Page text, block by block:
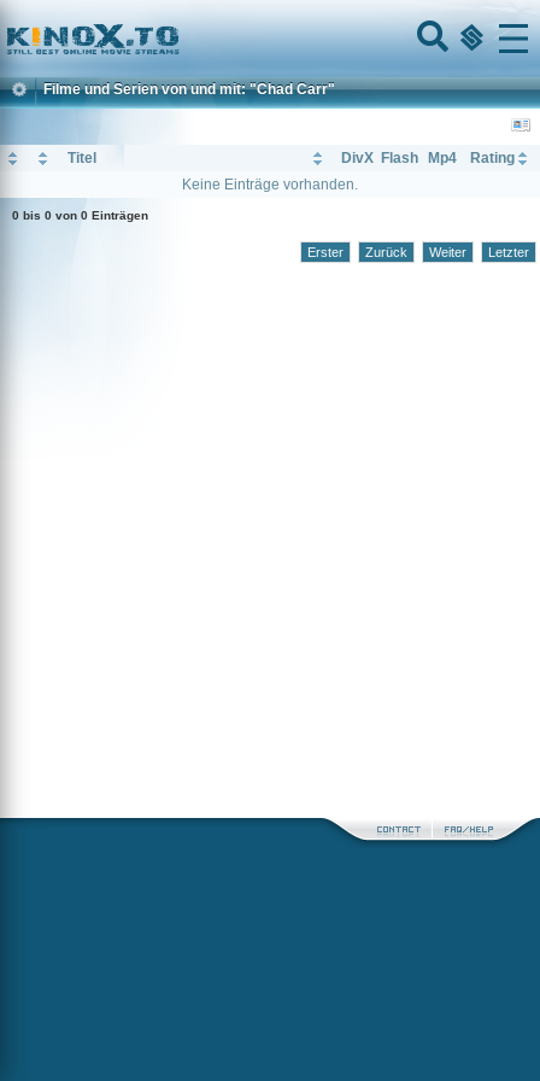
Home
Menu
Filme und Serien von und mit: "Chad Carr"
Titel DivX Flash Mp4
Rating
Keine Einträge vorhanden.
0 bis 0 von 0 Einträgen
Erster Zurück Weiter Letzter